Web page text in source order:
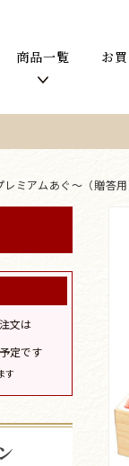
商品一覧 お
レミアムあぐ～（贈答用
文は
定です
す